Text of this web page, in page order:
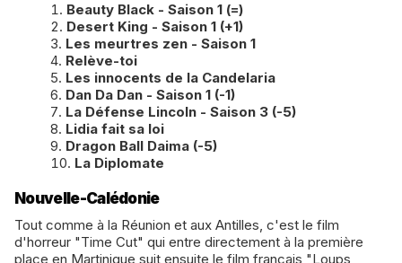
Beauty Black - Saison 1 (=)
Desert King - Saison 1 (+1)
Les meurtres zen - Saison 1
Relève-toi
Les innocents de la Candelaria
Dan Da Dan - Saison 1 (-1)
La Défense Lincoln - Saison 3 (-5)
Lidia fait sa loi
Dragon Ball Daima (-5)
La Diplomate
Nouvelle-Calédonie
Tout comme à la Réunion et aux Antilles, c'est le film
d'horreur "Time Cut" qui entre directement à la première
place en Martinique suit ensuite le film français "Loups